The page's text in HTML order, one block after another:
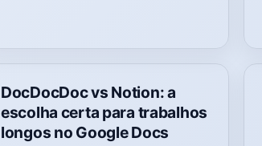
DocDocDoc vs Notion: a
escolha certa para trabalhos
longos no Google Docs